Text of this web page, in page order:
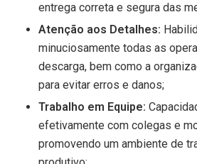
entrega correta e segura das
Atenção aos Detalhes:
minuciosamente todas as
descarga, bem como a
para evitar erros e danos;
Trabalho em Equipe:
efetivamente com colegas e
promovendo um ambiente de